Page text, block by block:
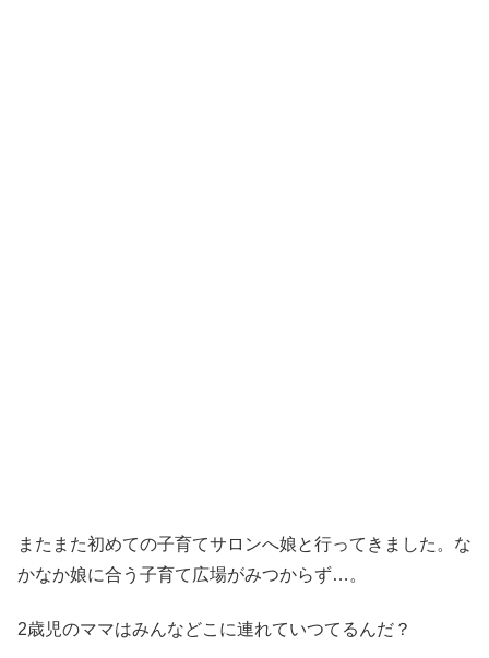
またまた初めての子育てサロンへ娘と行ってきました。な
かなか娘に合う子育て広場がみつからず…。
2歳児のママはみんなどこに連れていつてるんだ？